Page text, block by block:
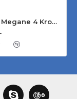
Renault Megane 4 Krom Ön Panjur 2020 Üzeri